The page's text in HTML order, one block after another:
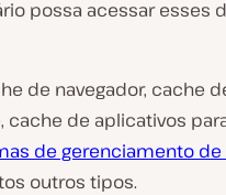
possa acessar esses
de navegador, cache
de aplicativos
de gerenciamento
outros tipos.